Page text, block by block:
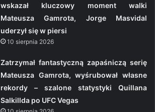
wskazał kluczowy moment walki
Mateusza Gamrota, Jorge Masvidal
uderzył się w piersi
10 sierpnia 2026
Zatrzymał fantastyczną zapaśniczą serię
Mateusza Gamrota, wyśrubował własne
rekordy – szalone statystyki Quillana
Salkillda po UFC Vegas